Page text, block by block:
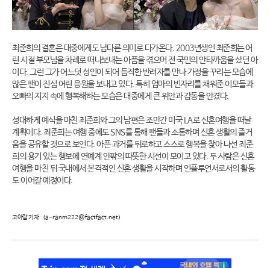
최준희의 결혼은 대중에게도 남다른 의미로 다가온다. 2003년생인 최준희는 어
린 시절 부모님을 차례로 떠나보내는 아픔을 겪으며 전 국민의 안타까움을 샀던 아
이다. 그런 그가 어느덧 성인이 되어 듬직한 반려자를 만나 가정을 꾸리는 모습에
많은 팬이 진심 어린 응원을 보내고 있다. 특히 엄마의 빈자리를 채워준 이모들과
오빠의 지지 속에 행복해하는 모습은 대중에게 큰 위안과 감동을 안겼다.
성대하게 예식을 마친 최준희와 그의 남편은 조만간 미국 LA로 신혼여행을 떠날
계획이다. 최준희는 여행 중에도 SNS를 통해 팬들과 소통하며 신혼 생활의 즐거
움을 공유할 것으로 보인다. 아픈 과거를 뒤로하고 스스로 행복을 찾아 나선 최준
희의 용기 있는 행보에 연예계 안팎의 따뜻한 시선이 모이고 있다. 두 사람은 신혼
여행을 마친 뒤 국내에서 본격적인 신혼 생활을 시작하며 인플루언서로서의 활동
도 이어갈 예정이다.
고아람 기자 (a-ranm222@factfact.net)